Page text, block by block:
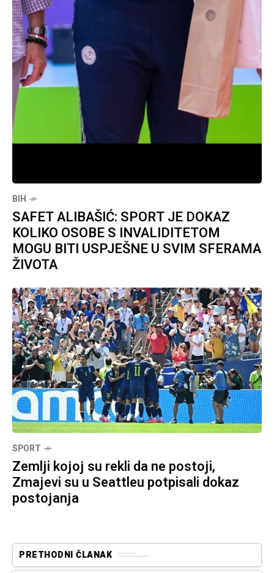
BIH
SAFET ALIBAŠIĆ: SPORT JE DOKAZ
KOLIKO OSOBE S INVALIDITETOM
MOGU BITI USPJEŠNE U SVIM SFERAMA
ŽIVOTA
SPORT
Zemlji kojoj su rekli da ne postoji,
Zmajevi su u Seattleu potpisali dokaz
postojanja
PRETHODNI ČLANAK